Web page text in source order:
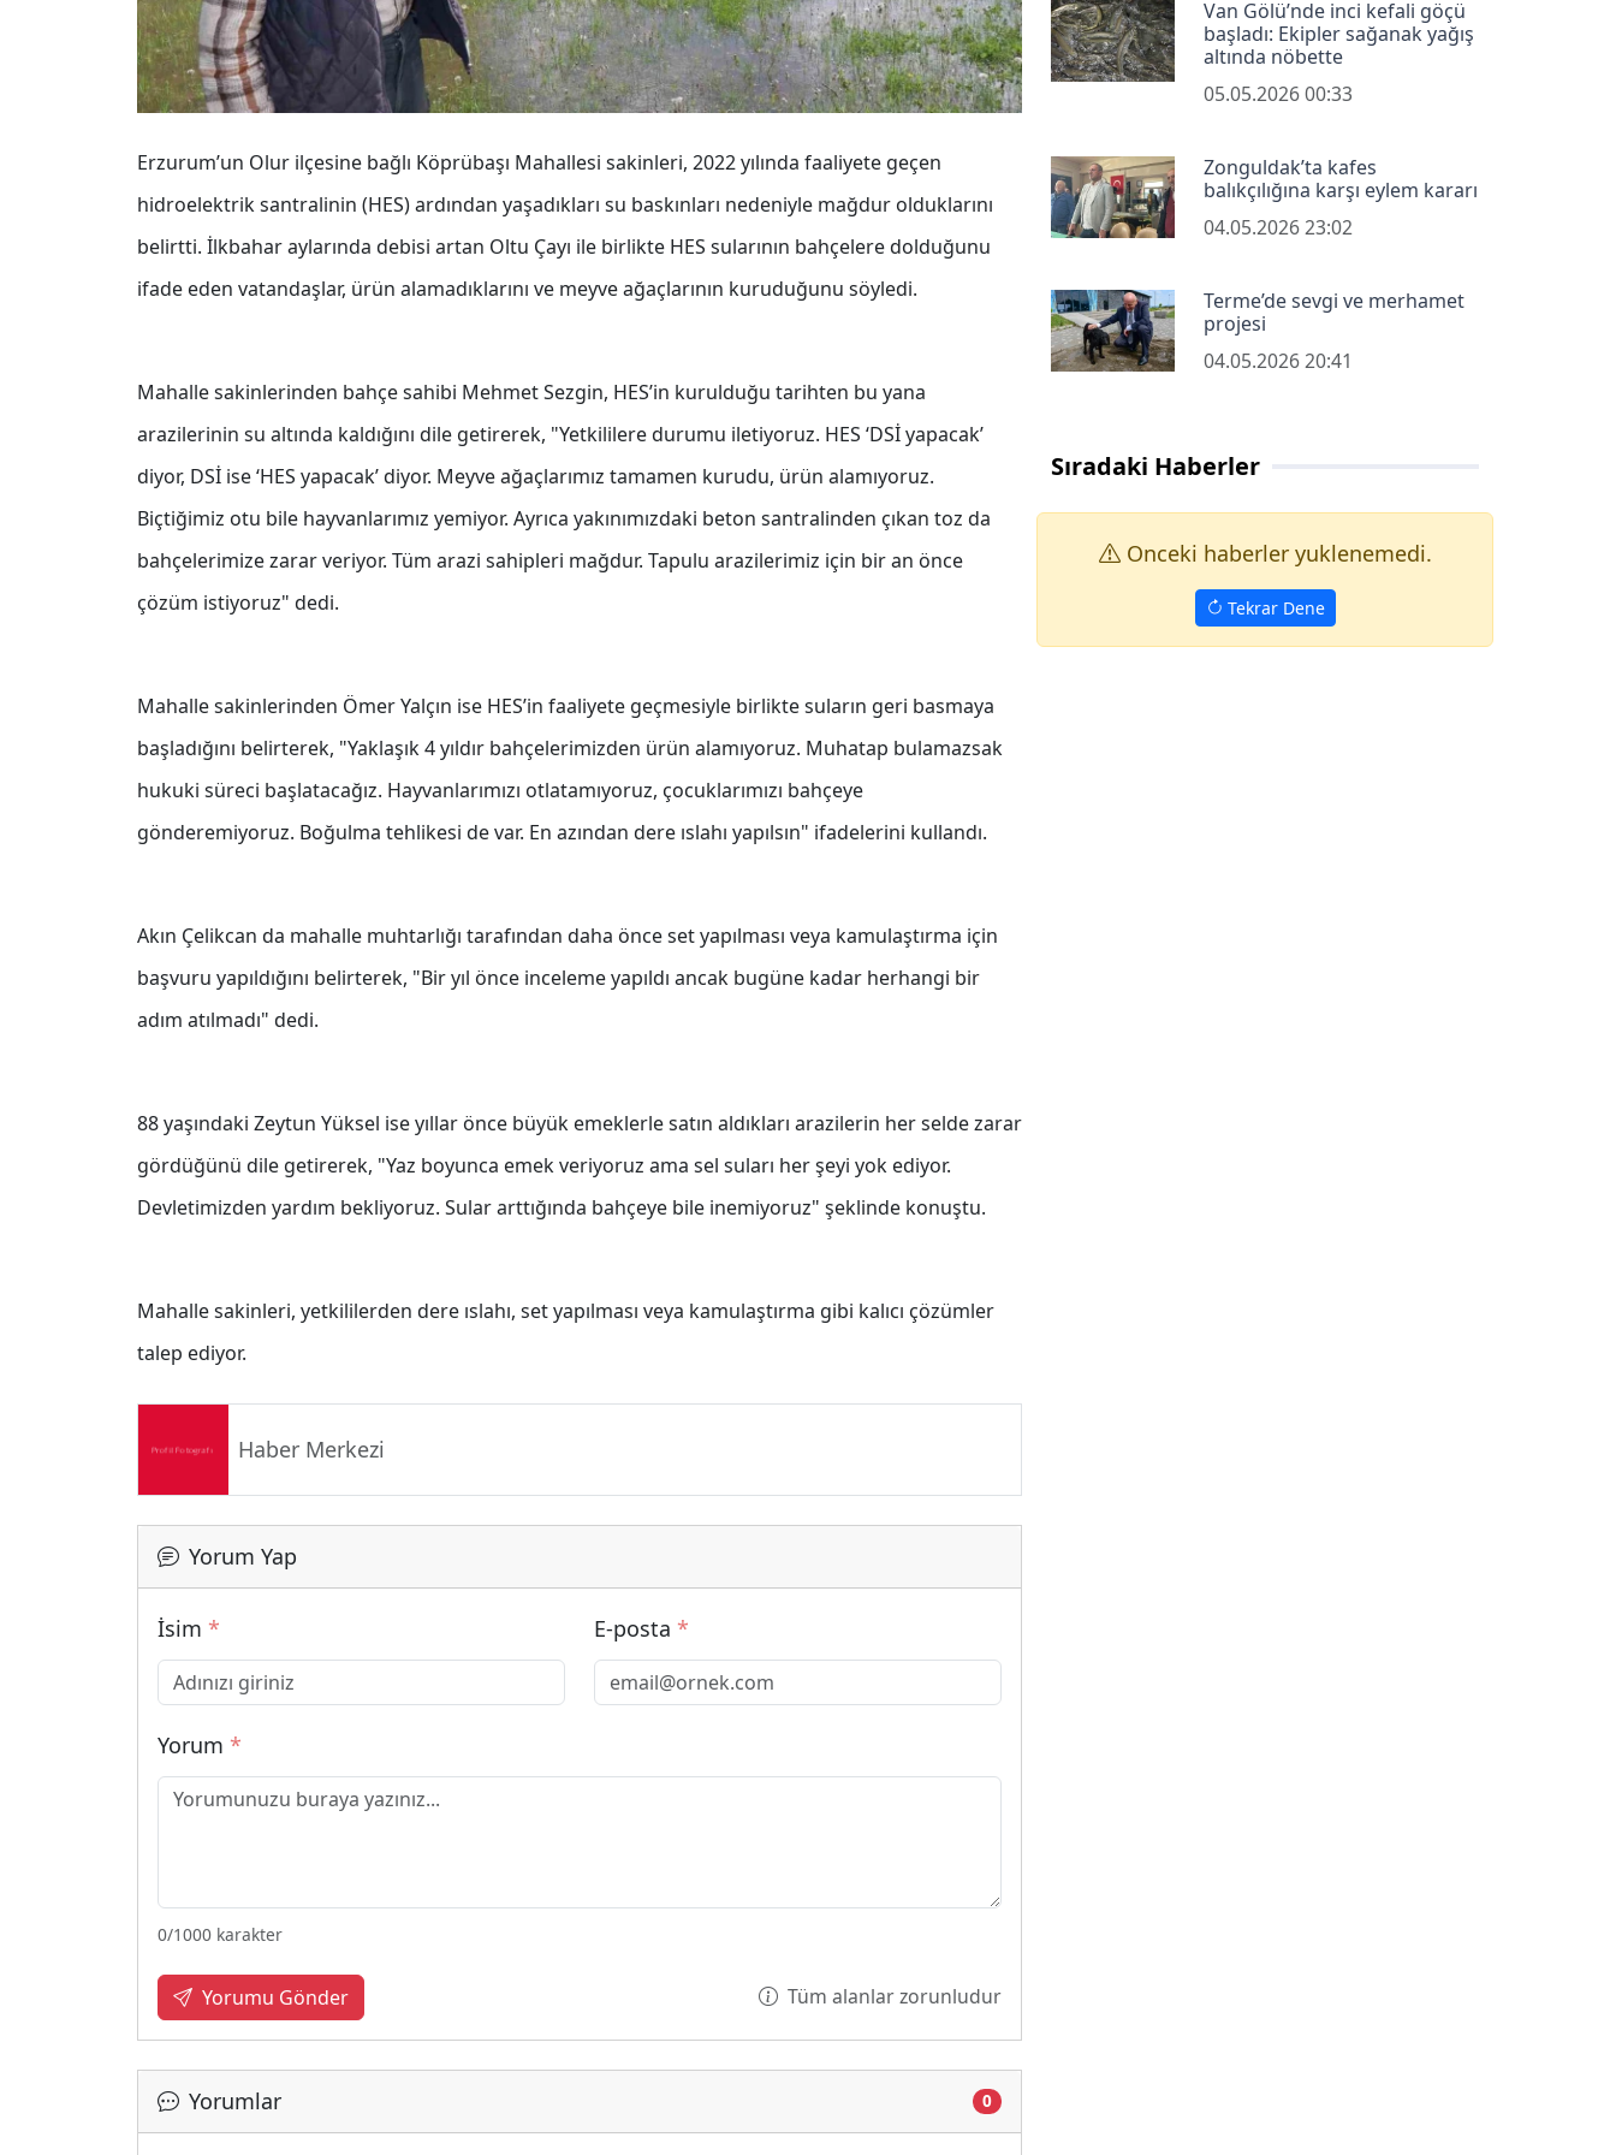
Erzurum’un Olur ilçesine bağlı Köprübaşı Mahallesi sakinleri, 2022 yılında faaliyete geçen
hidroelektrik santralinin (HES) ardından yaşadıkları su baskınları nedeniyle mağdur olduklarını
belirtti. İlkbahar aylarında debisi artan Oltu Çayı ile birlikte HES sularının bahçelere dolduğunu
ifade eden vatandaşlar, ürün alamadıklarını ve meyve ağaçlarının kuruduğunu söyledi.
Mahalle sakinlerinden bahçe sahibi Mehmet Sezgin, HES’in kurulduğu tarihten bu yana
arazilerinin su altında kaldığını dile getirerek, "Yetkililere durumu iletiyoruz. HES ‘DSİ yapacak’
diyor, DSİ ise ‘HES yapacak’ diyor. Meyve ağaçlarımız tamamen kurudu, ürün alamıyoruz.
Biçtiğimiz otu bile hayvanlarımız yemiyor. Ayrıca yakınımızdaki beton santralinden çıkan toz da
bahçelerimize zarar veriyor. Tüm arazi sahipleri mağdur. Tapulu arazilerimiz için bir an önce
çözüm istiyoruz" dedi.
Mahalle sakinlerinden Ömer Yalçın ise HES’in faaliyete geçmesiyle birlikte suların geri basmaya
başladığını belirterek, "Yaklaşık 4 yıldır bahçelerimizden ürün alamıyoruz. Muhatap bulamazsak
hukuki süreci başlatacağız. Hayvanlarımızı otlatamıyoruz, çocuklarımızı bahçeye
gönderemiyoruz. Boğulma tehlikesi de var. En azından dere ıslahı yapılsın" ifadelerini kullandı.
Akın Çelikcan da mahalle muhtarlığı tarafından daha önce set yapılması veya kamulaştırma için
başvuru yapıldığını belirterek, "Bir yıl önce inceleme yapıldı ancak bugüne kadar herhangi bir
adım atılmadı" dedi.
88 yaşındaki Zeytun Yüksel ise yıllar önce büyük emeklerle satın aldıkları arazilerin her selde zarar
gördüğünü dile getirerek, "Yaz boyunca emek veriyoruz ama sel suları her şeyi yok ediyor.
Devletimizden yardım bekliyoruz. Sular arttığında bahçeye bile inemiyoruz" şeklinde konuştu.
Mahalle sakinleri, yetkililerden dere ıslahı, set yapılması veya kamulaştırma gibi kalıcı çözümler
talep ediyor.
Haber Merkezi
Yorum Yap
İsim * E-posta *
Yorum *
0/1000 karakter
Yorumu Gönder Tüm alanlar zorunludur
Yorumlar 0
Van Gölü’nde inci kefali göçü
başladı: Ekipler sağanak yağış
altında nöbette
05.05.2026 00:33
Zonguldak’ta kafes
balıkçılığına karşı eylem kararı
04.05.2026 23:02
Terme’de sevgi ve merhamet
projesi
04.05.2026 20:41
Sıradaki Haberler
Onceki haberler yuklenemedi.
Tekrar Dene